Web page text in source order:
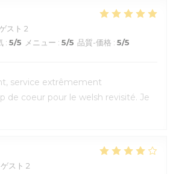
スト 2
: 5/5 メニュー : 5/5 品質-価格 : 5/5
service extrêmement
de coeur pour le welsh revisité. Je
スト 2